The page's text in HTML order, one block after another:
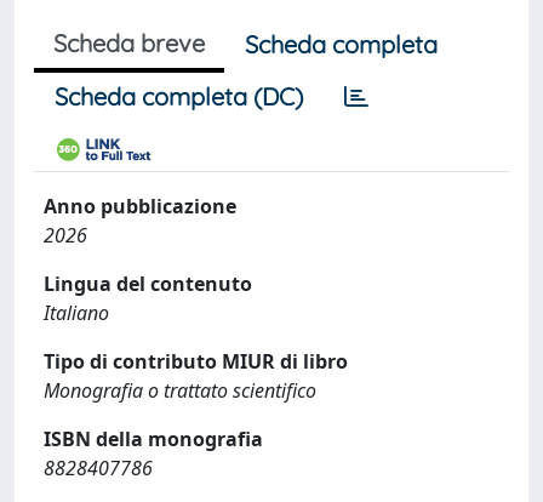
Scheda breve
Scheda completa
Scheda completa (DC)
Anno pubblicazione
2026
Lingua del contenuto
Italiano
Tipo di contributo MIUR di libro
Monografia o trattato scientifico
ISBN della monografia
8828407786